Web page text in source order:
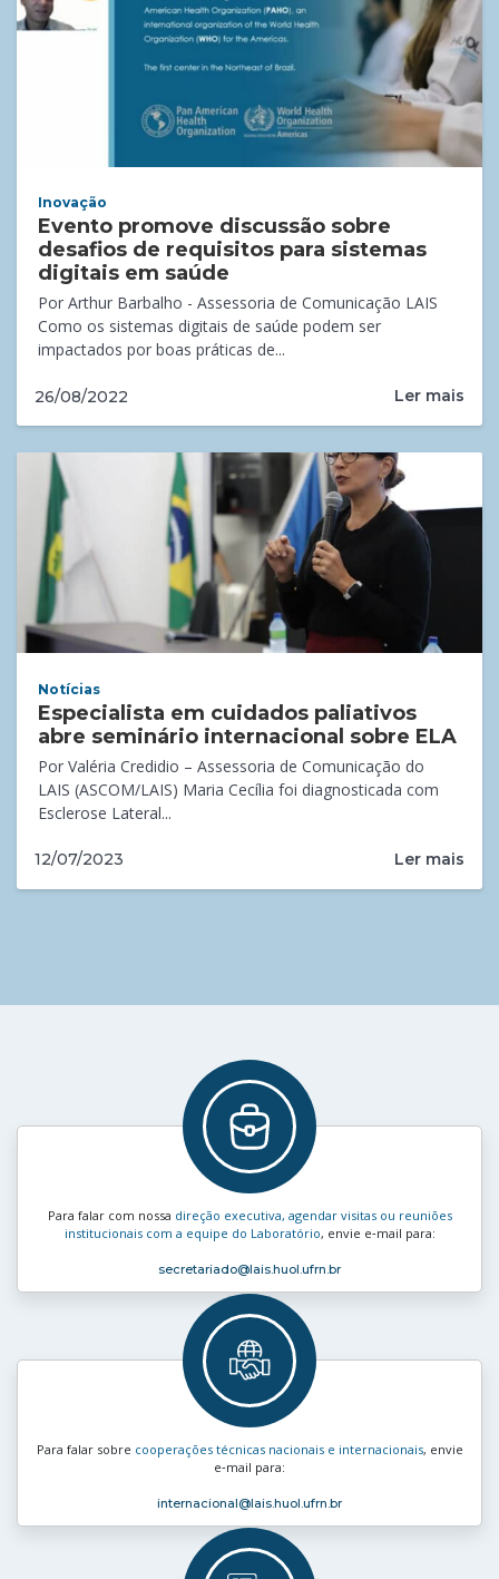
Inovação
Evento promove discussão sobre
desafios de requisitos para sistemas
digitais em saúde
Por Arthur Barbalho - Assessoria de Comunicação LAIS
Como os sistemas digitais de saúde podem ser
impactados por boas práticas de...
26/08/2022 Ler mais
Notícias
Especialista em cuidados paliativos
abre seminário internacional sobre ELA
Por Valéria Credidio – Assessoria de Comunicação do
LAIS (ASCOM/LAIS) Maria Cecília foi diagnosticada com
Esclerose Lateral...
12/07/2023 Ler mais
Para falar com nossa direção executiva, agendar visitas ou reuniões
institucionais com a equipe do Laboratório, envie e‑mail para:
secretariado@lais.huol.ufrn.br
Para falar sobre cooperações técnicas nacionais e internacionais, envie
e‑mail para:
internacional@lais.huol.ufrn.br